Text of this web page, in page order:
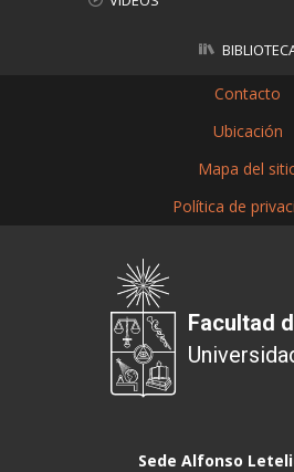
Contacto
Ubicación
Mapa del
Política de
Facultad
Sede Alfonso